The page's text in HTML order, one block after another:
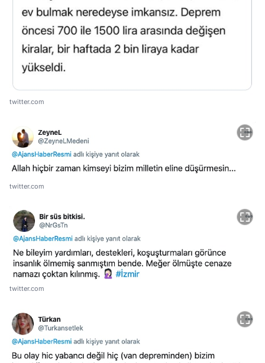
twitter.com
twitter.com
twitter.com